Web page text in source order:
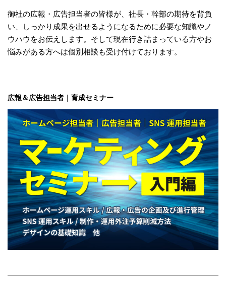
御社の広報・広告担当者の皆様が、社長・幹部の期待を背負
い、しっかり成果を出せるようになるために必要な知識やノ
ウハウをお伝えします。そして現在行き詰まっている方やお
悩みがある方へは個別相談も受け付けております。
広報＆広告担当者｜育成セミナー